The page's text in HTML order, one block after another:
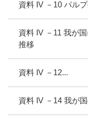
資料 IV －10 パル
資料 IV －11 我が
推移
資料 IV －12...
資料 IV －14 我が